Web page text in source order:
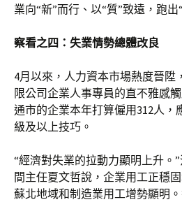
業向“新”而行、以“質”致遠，跑出
察看之四：失業情勢總體改良
4月以來，人力資本市場熱度晉陞
限公司企業人事專員的直不雅感
通市的企業本年打算僱用312人，
級及以上技巧。
“經濟對失業的拉動力顯明上升。
間主任夏文哲說，企業用工正穩
蘇北地域和制造業用工增勢顯明